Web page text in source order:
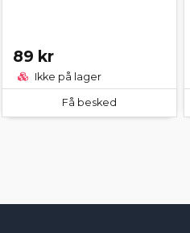
89 kr
Ikke på lager
Få besked